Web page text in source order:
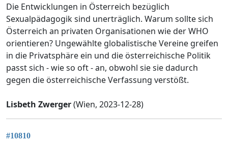
Die Entwicklungen in Österreich bezüglich
Sexualpädagogik sind unerträglich. Warum sollte sich
Österreich an privaten Organisationen wie der WHO
orientieren? Ungewählte globalistische Vereine greifen
in die Privatsphäre ein und die österreichische Politik
passt sich - wie so oft - an, obwohl sie sie dadurch
gegen die österreichische Verfassung verstößt.
Lisbeth Zwerger(Wien, 2023-12-28)
#10810